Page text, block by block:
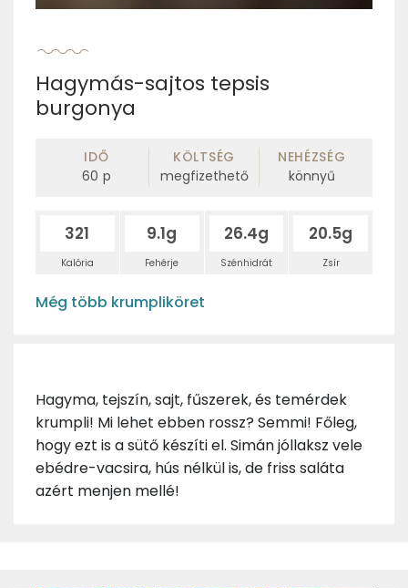
Hagymás-sajtos tepsis
burgonya
IDŐ
60 p
KÖLTSÉG
megfizethető
NEHÉZSÉG
könnyű
321
Kalória
9.1g
Fehérje
26.4g
Szénhidrát
20.5g
Zsír
Még több krumpliköret
Hagyma, tejszín, sajt, fűszerek, és temérdek
krumpli! Mi lehet ebben rossz? Semmi! Főleg,
hogy ezt is a sütő készíti el. Simán jóllaksz vele
ebédre-vacsira, hús nélkül is, de friss saláta
azért menjen mellé!